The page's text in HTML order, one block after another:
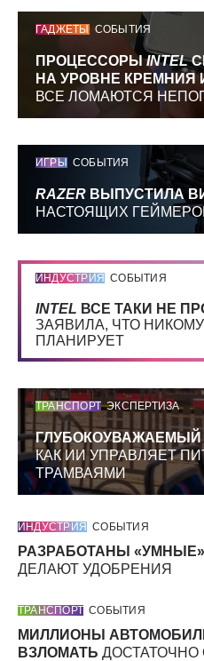
ГАДЖЕТЫ СОБЫТИЯ
ПРОЦЕССОРЫINTEL
НА УРОВНЕ КРЕМНИЯ
ВСЕ ЛОМАЮТСЯ
ИГРЫ СОБЫТИЯ
RAZER ВЫПУСТИЛА
НАСТОЯЩИХ
ИНДУСТРИЯ СОБЫТИЯ
INTEL ВСЕ ТАКИ НЕ
ЗАЯВИЛА, ЧТО
ПЛАНИРУЕТ
ТРАНСПОРТ ЭКСПЕРТИЗА
КАК ИИ УПРАВЛЯЕТ
ТРАМВАЯМИ
ИНДУСТРИЯ СОБЫТИЯ
РАЗРАБОТАНЫ
ДЕЛАЮТ УДОБРЕНИЯ
ТРАНСПОРТ СОБЫТИЯ
МИЛЛИОНЫ
ВЗЛОМАТЬ ДОСТАТОЧНО